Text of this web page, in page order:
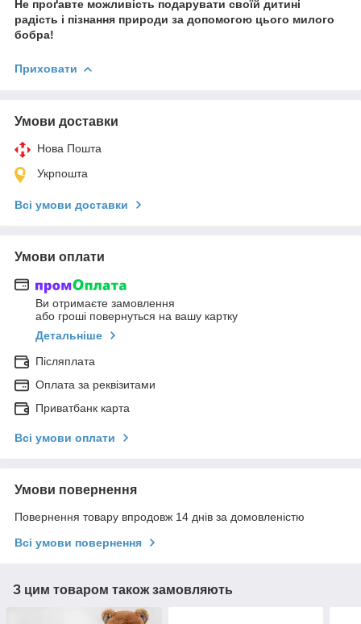
Не проґавте можливість подарувати своїй дитині
радість і пізнання природи за допомогою цього милого
бобра!
Приховати
Умови доставки
Нова Пошта
Укрпошта
Всі умови доставки
Умови оплати
Ви отримаєте замовлення
або гроші повернуться на вашу картку
Детальніше
Післяплата
Оплата за реквізитами
Приватбанк карта
Всі умови оплати
Умови повернення
Повернення товару впродовж 14 днів за домовленістю
Всі умови повернення
З цим товаром також замовляють